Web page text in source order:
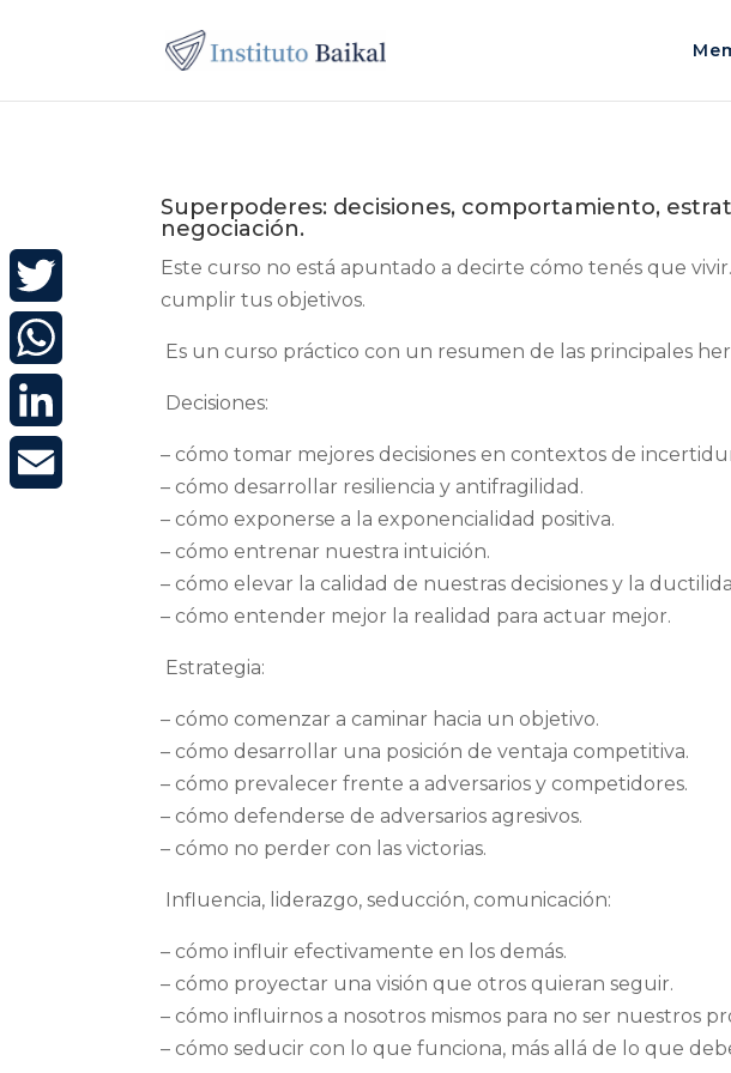
Superpoderes: decisiones, comportamiento,
negociación.
Este curso no está apuntado a decirte cómo tenés que
cumplir tus objetivos.
Es un curso práctico con un resumen de las principales
Decisiones:
– cómo tomar mejores decisiones en contextos de
– cómo desarrollar resiliencia y antifragilidad.
– cómo exponerse a la exponencialidad positiva.
– cómo entrenar nuestra intuición.
– cómo elevar la calidad de nuestras decisiones y la
– cómo entender mejor la realidad para actuar mejor.
Estrategia:
– cómo comenzar a caminar hacia un objetivo.
– cómo desarrollar una posición de ventaja competitiva.
– cómo prevalecer frente a adversarios y competidores.
– cómo defenderse de adversarios agresivos.
– cómo no perder con las victorias.
Influencia, liderazgo, seducción, comunicación:
– cómo influir efectivamente en los demás.
– cómo proyectar una visión que otros quieran seguir.
– cómo influirnos a nosotros mismos para no ser nuestros
– cómo seducir con lo que funciona, más allá de lo que
Twitter
WhatsApp
LinkedIn